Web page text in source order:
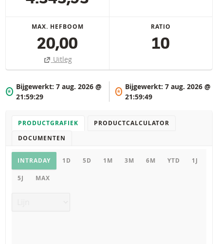
MAX. HEFBOOM
20,00
Uitleg
RATIO
10
*
Bijgewerkt: 7 aug. 2026 @
21:59:29
*
Bijgewerkt:7 aug. 2026 @
21:59:49
PRODUCTGRAFIEK
PRODUCTCALCULATOR
DOCUMENTEN
Productgrafiek
INTRADAY 1D 5D 1M 3M 6M YTD 1J
5J MAX